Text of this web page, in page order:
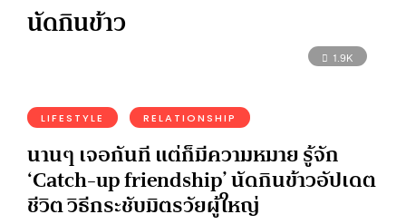
นัดกินข้าว
1.9K
LIFESTYLE RELATIONSHIP
นานๆ เจอกันที แต่ก็มีความหมาย รู้จัก
‘Catch-up friendship’ นัดกินข้าวอัปเดต
ชีวิต วิธีกระชับมิตรวัยผู้ใหญ่